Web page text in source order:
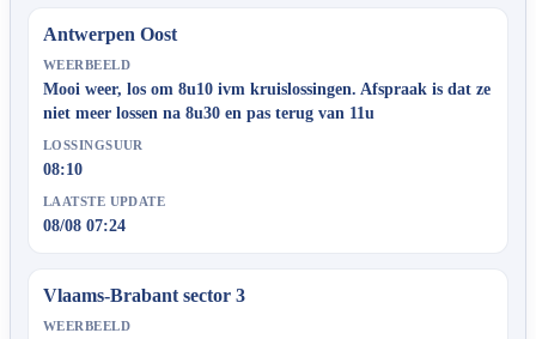
Antwerpen Oost
WEERBEELD
Mooi weer, los om 8u10 ivm kruislossingen. Afspraak is dat ze
niet meer lossen na 8u30 en pas terug van 11u
LOSSINGSUUR
08:10
LAATSTE UPDATE
08/08 07:24
Vlaams-Brabant sector 3
WEERBEELD